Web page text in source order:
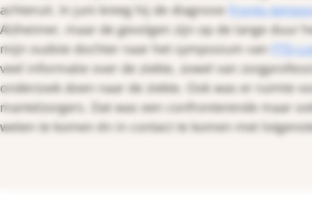
achteruit. In juni kreeg hij de diagnose Fronto-
Alzheimer, maar de gevolgen zijn op de lange duur
mijn oudste dochter naar het symposium van
FTD-
veel informatie over de ziekte, zowel van
onderzoek doen naar de ziekte. Ook was er ruimte
mantelzorgers. Dat was een confronterende maar
weten te komen én in contact te komen met